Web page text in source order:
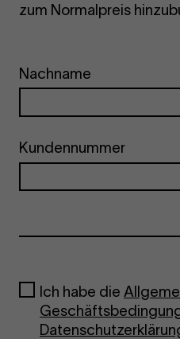
zum Normalpreis
Nachname
Kundennummer
Ich habe die